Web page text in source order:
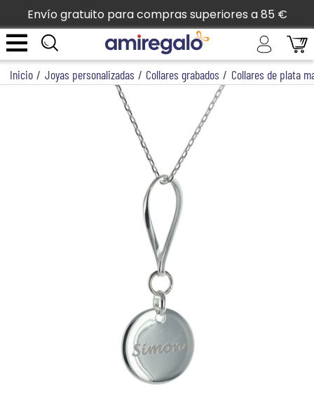
Envío gratuito para compras superiores a 85 €
Inicio / Joyas personalizadas / Collares grabados / Collares de plata